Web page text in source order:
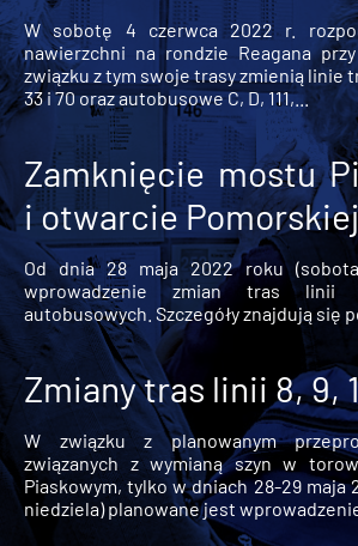
W sobotę 4 czerwca 2022 r.
nawierzchni na rondzie Reagana
związku z tym swoje trasy zmienią linie
33 i 70 oraz autobusowe C, D, 111,...
Zamknięcie mostu
i otwarcie Pomorskiej
Od dnia 28 maja 2022 roku
wprowadzenie zmian tras linii
autobusowych. Szczegóły znajdują się
Zmiany tras linii 8, 9,
W związku z planowanym
związanych z wymianą szyn w
Piaskowym, tylko w dniach 28-29 maja
niedziela) planowane jest wprowadzenie